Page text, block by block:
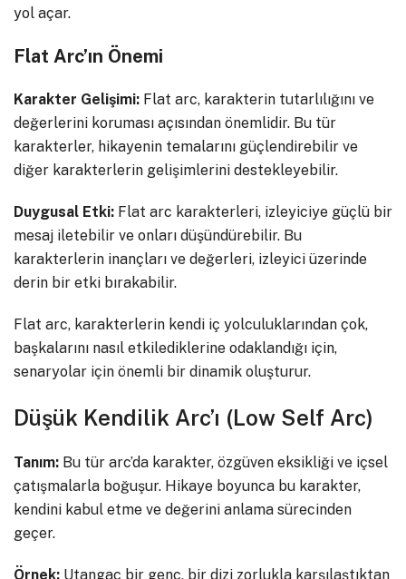
yol açar.
Flat Arc’ın Önemi
Karakter Gelişimi: Flat arc, karakterin tutarlılığını ve
değerlerini koruması açısından önemlidir. Bu tür
karakterler, hikayenin temalarını güçlendirebilir ve
diğer karakterlerin gelişimlerini destekleyebilir.
Duygusal Etki: Flat arc karakterleri, izleyiciye güçlü bir
mesaj iletebilir ve onları düşündürebilir. Bu
karakterlerin inançları ve değerleri, izleyici üzerinde
derin bir etki bırakabilir.
Flat arc, karakterlerin kendi iç yolculuklarından çok,
başkalarını nasıl etkilediklerine odaklandığı için,
senaryolar için önemli bir dinamik oluşturur.
Düşük Kendilik Arc’ı (Low Self Arc)
Tanım: Bu tür arc’da karakter, özgüven eksikliği ve içsel
çatışmalarla boğuşur. Hikaye boyunca bu karakter,
kendini kabul etme ve değerini anlama sürecinden
geçer.
Örnek: Utangaç bir genç, bir dizi zorlukla karşılaştıktan